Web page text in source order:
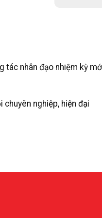
tác nhân đạo nhiệm kỳ
nghiệp, hiện đại